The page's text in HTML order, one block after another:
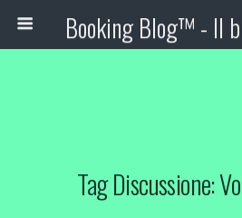
Tag Discussione: